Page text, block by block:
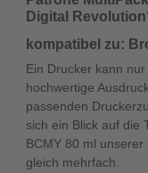
Digital
kompatibel zu:
Ein Drucker kann
hochwertige
passenden
sich ein Blick auf die
BCMY 80 ml unserer
gleich mehrfach.